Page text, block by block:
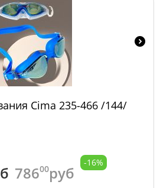
Сima 235-466 /144/
78600руб
-16%